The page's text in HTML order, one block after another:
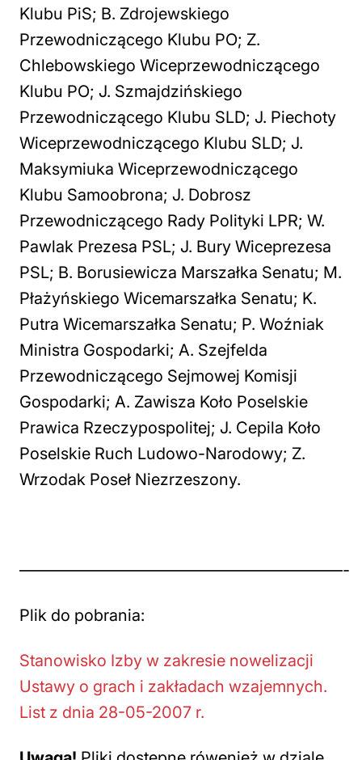
Klubu PiS; B. Zdrojewskiego
Przewodniczącego Klubu PO; Z.
Chlebowskiego Wiceprzewodniczącego
Klubu PO; J. Szmajdzińskiego
Przewodniczącego Klubu SLD; J. Piechoty
Wiceprzewodniczącego Klubu SLD; J.
Maksymiuka Wiceprzewodniczącego
Klubu Samoobrona; J. Dobrosz
Przewodniczącego Rady Polityki LPR; W.
Pawlak Prezesa PSL; J. Bury Wiceprezesa
PSL; B. Borusiewicza Marszałka Senatu; M.
Płażyńskiego Wicemarszałka Senatu; K.
Putra Wicemarszałka Senatu; P. Woźniak
Ministra Gospodarki; A. Szejfelda
Przewodniczącego Sejmowej Komisji
Gospodarki; A. Zawisza Koło Poselskie
Prawica Rzeczypospolitej; J. Cepila Koło
Poselskie Ruch Ludowo-Narodowy; Z.
Wrzodak Poseł Niezrzeszony.
————————————————————-
Plik do pobrania:
Stanowisko Izby w zakresie nowelizacji
Ustawy o grach i zakładach wzajemnych.
List z dnia 28-05-2007 r.